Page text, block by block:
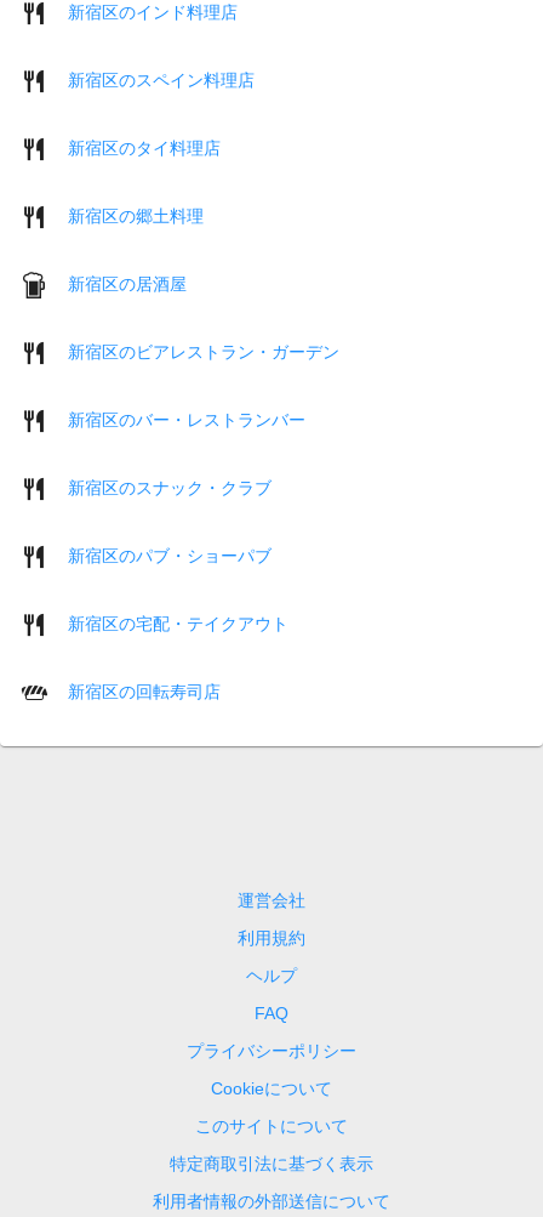
新宿区のインド料理店
新宿区のスペイン料理店
新宿区のタイ料理店
新宿区の郷土料理
新宿区の居酒屋
新宿区のビアレストラン・ガーデン
新宿区のバー・レストランバー
新宿区のスナック・クラブ
新宿区のパブ・ショーパブ
新宿区の宅配・テイクアウト
新宿区の回転寿司店
運営会社
利用規約
ヘルプ
FAQ
プライバシーポリシー
Cookieについて
このサイトについて
特定商取引法に基づく表示
利用者情報の外部送信について